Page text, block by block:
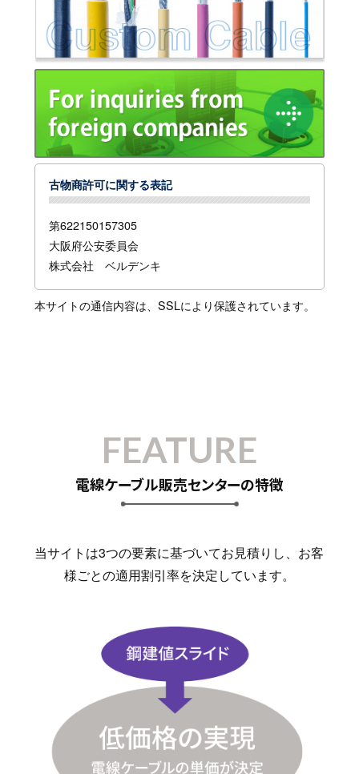
古物商許可に関する表記
第622150157305
大阪府公安委員会
株式会社 ベルデンキ
本サイトの通信内容は、SSLにより保護されています。
FEATURE
電線ケーブル販売センターの特徴
当サイトは3つの要素に基づいてお見積りし、お客
様ごとの適用割引率を決定しています。